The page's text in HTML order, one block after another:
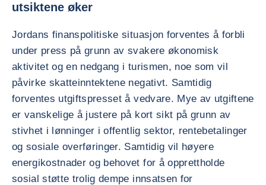
utsiktene øker
Jordans finanspolitiske situasjon forventes å forbli
under press på grunn av svakere økonomisk
aktivitet og en nedgang i turismen, noe som vil
påvirke skatteinntektene negativt. Samtidig
forventes utgiftspresset å vedvare. Mye av utgiftene
er vanskelige å justere på kort sikt på grunn av
stivhet i lønninger i offentlig sektor, rentebetalinger
og sosiale overføringer. Samtidig vil høyere
energikostnader og behovet for å opprettholde
sosial støtte trolig dempe innsatsen for